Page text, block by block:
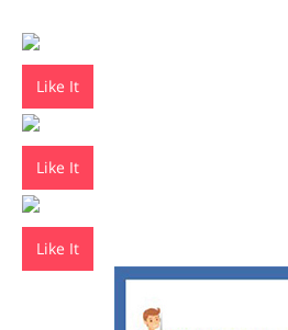
Like It
Like It
Like It